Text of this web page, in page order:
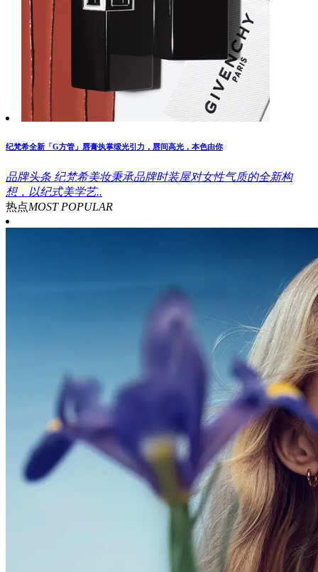
纪梵希全新「G方管」唇膏执掌缎光引力，唇间高光，本色由你
品牌头条 纪梵希美妆秉承品牌时装屋对女性气质的全新构
想，以纪式美学艺..
热点MOST POPULAR